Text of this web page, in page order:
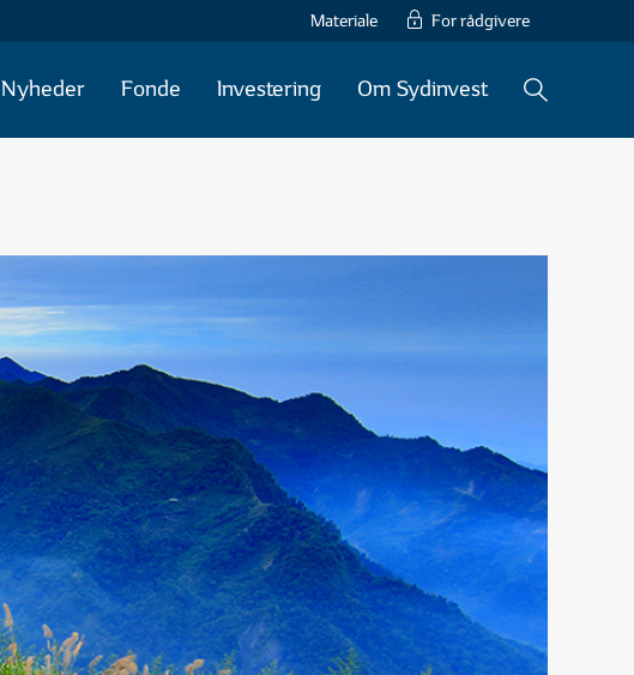
Materiale For rådgivere
Nyheder Fonde Investering Om Sydinvest
KATEGORIER (7) Søg